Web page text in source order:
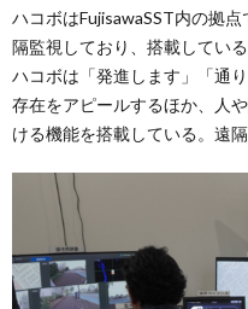
ハコボはFujisawaSST内の拠
隔監視しており、搭載してい
ハコボは「発進します」「通
存在をアピールするほか、人
ける機能を搭載している。遠